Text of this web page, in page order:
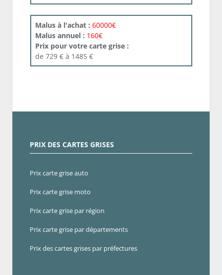
Malus à l'achat : 60000€
Malus annuel : 160€
Prix pour votre carte grise :
de 729 € à 1485 €
PRIX DES CARTES GRISES
Prix carte grise auto
Prix carte grise moto
Prix carte grise par région
Prix carte grise par départements
Prix des cartes grises par préfectures